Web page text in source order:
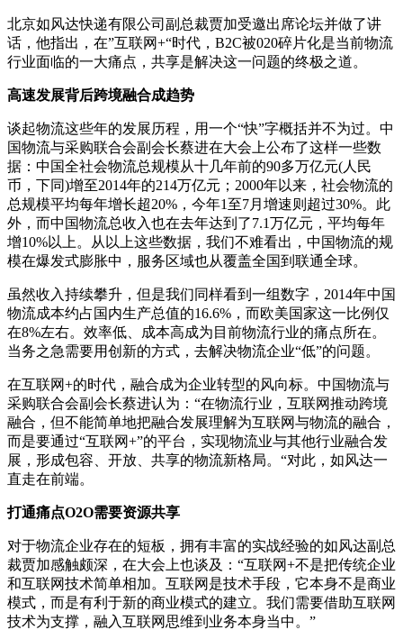
北京如风达快递有限公司副总裁贾加受邀出席论坛并做了讲
话，他指出，在”互联网+“时代，B2C被020碎片化是当前物流
行业面临的一大痛点，共享是解决这一问题的终极之道。
高速发展背后跨境融合成趋势
谈起物流这些年的发展历程，用一个“快”字概括并不为过。中
国物流与采购联合会副会长蔡进在大会上公布了这样一些数
据：中国全社会物流总规模从十几年前的90多万亿元(人民
币，下同)增至2014年的214万亿元；2000年以来，社会物流的
总规模平均每年增长超20%，今年1至7月增速则超过30%。此
外，而中国物流总收入也在去年达到了7.1万亿元，平均每年
增10%以上。从以上这些数据，我们不难看出，中国物流的规
模在爆发式膨胀中，服务区域也从覆盖全国到联通全球。
虽然收入持续攀升，但是我们同样看到一组数字，2014年中国
物流成本约占国内生产总值的16.6%，而欧美国家这一比例仅
在8%左右。效率低、成本高成为目前物流行业的痛点所在。
当务之急需要用创新的方式，去解决物流企业“低”的问题。
在互联网+的时代，融合成为企业转型的风向标。中国物流与
采购联合会副会长蔡进认为：“在物流行业，互联网推动跨境
融合，但不能简单地把融合发展理解为互联网与物流的融合，
而是要通过“互联网+”的平台，实现物流业与其他行业融合发
展，形成包容、开放、共享的物流新格局。“对此，如风达一
直走在前端。
打通痛点O2O需要资源共享
对于物流企业存在的短板，拥有丰富的实战经验的如风达副总
裁贾加感触颇深，在大会上也谈及：“互联网+不是把传统企业
和互联网技术简单相加。互联网是技术手段，它本身不是商业
模式，而是有利于新的商业模式的建立。我们需要借助互联网
技术为支撑，融入互联网思维到业务本身当中。”